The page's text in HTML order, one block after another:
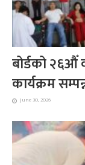
बोर्डको २६औँ
कार्यक्रम
June 30, 2026